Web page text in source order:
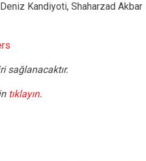
Kandiyoti, Shaharzad Akbar
sağlanacaktır.
tıklayın.